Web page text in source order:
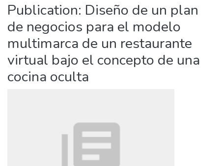
Publication: Diseño de un plan
de negocios para el modelo
multimarca de un restaurante
virtual bajo el concepto de una
cocina oculta